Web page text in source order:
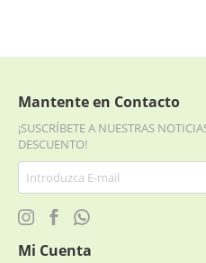
Mantente en Contacto
¡SUSCRÍBETE A NUESTRAS
DESCUENTO!
Mi Cuenta